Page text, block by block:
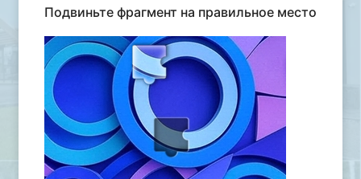
Подвиньте фрагмент на правильное место